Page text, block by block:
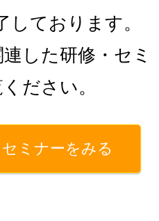
しております。
した研修・セミ
ださい。
ミナーをみる